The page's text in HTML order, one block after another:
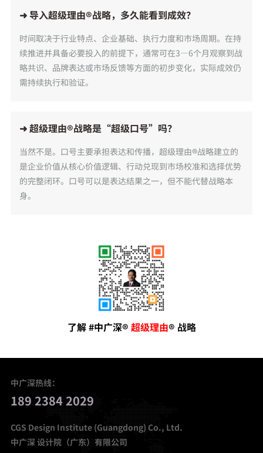
➜ 导入超级理由®战略，多久能看到成效？
时间取决于行业特点、企业基础、执行力度和市场周期。在持
续推进并具备必要投入的前提下，通常可在3—6个月观察到战
略共识、品牌表达或市场反馈等方面的初步变化，实际成效仍
需持续执行和验证。
➜ 超级理由®战略是“超级口号”吗？
当然不是。口号主要承担表达和传播，超级理由®战略建立的
是企业价值从核心价值逻辑、行动兑现到市场校准和选择优势
的完整闭环。口号可以是表达结果之一，但不能代替战略本
身。
了解#中广深® 超级理由® 战略
中广深热线：
189 2384 2029
CGS Design Institute (Guangdong) Co., Ltd.
中广深 设计院（广东）有限公司